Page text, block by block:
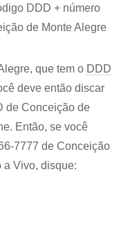
DDD + número
de Monte Alegre
que tem o DDD
deve então discar
de Conceição de
Então, se você
7777 de Conceição
a Vivo, disque: